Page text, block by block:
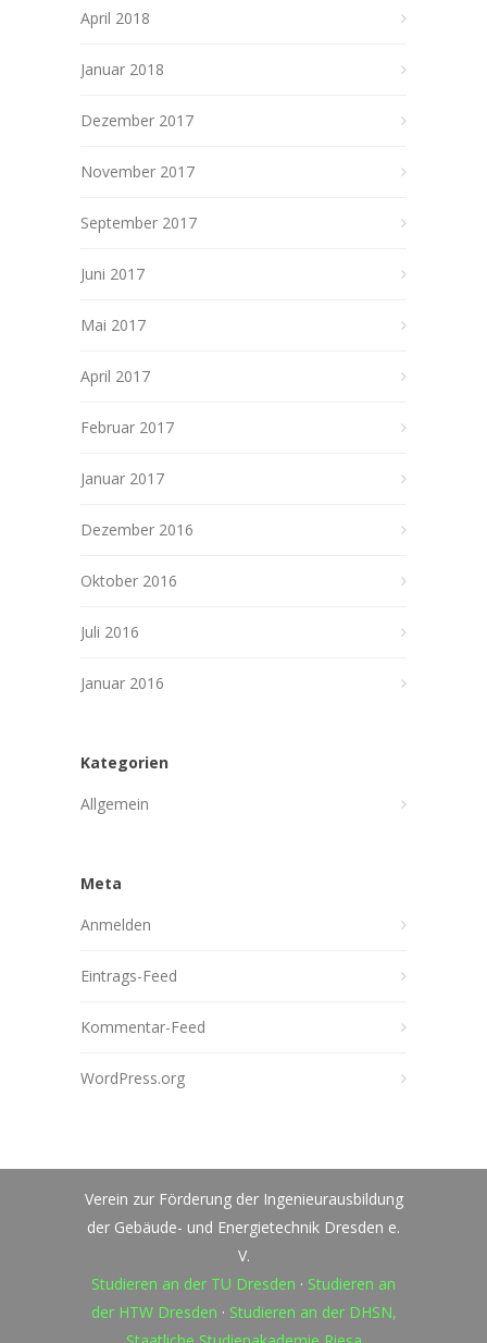
April 2018
Januar 2018
Dezember 2017
November 2017
September 2017
Juni 2017
Mai 2017
April 2017
Februar 2017
Januar 2017
Dezember 2016
Oktober 2016
Juli 2016
Januar 2016
Kategorien
Allgemein
Meta
Anmelden
Eintrags-Feed
Kommentar-Feed
WordPress.org
Verein zur Förderung der Ingenieurausbildung
der Gebäude- und Energietechnik Dresden e.
V.
Studieren an der TU Dresden · Studieren an
der HTW Dresden · Studieren an der DHSN,